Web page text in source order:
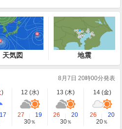
天気図 地震
8月7日 20時00分発表
) 12 (水) 13 (木) 14 (金)
17
27
19
30％
26
20
30％
26
20
20％